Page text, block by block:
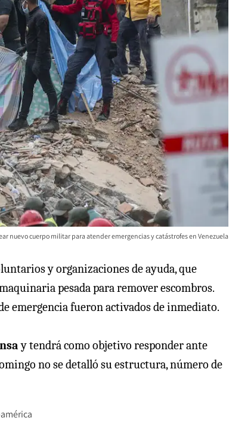
nuevo cuerpo militar para atender emergencias y catástrofes en Venezuela
y organizaciones de ayuda, que
pesada para remover escombros.
emergencia fueron activados de inmediato.
y tendrá como objetivo responder ante
no se detalló su estructura, número de